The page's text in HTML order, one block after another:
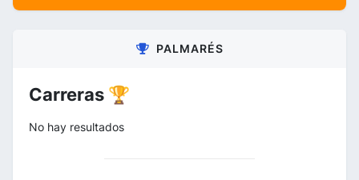
PALMARÉS
Carreras 🏆
No hay resultados